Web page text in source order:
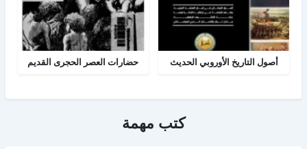
أصول التاريخ الأوروبي الحديث حضارات العصر الحجرى القديم
كتب مهمة